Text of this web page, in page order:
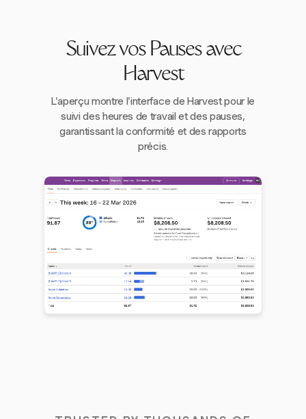
Suivez vos Pauses avec
Harvest
L'aperçu montre l'interface de Harvest pour le
suivi des heures de travail et des pauses,
garantissant la conformité et des rapports
précis.